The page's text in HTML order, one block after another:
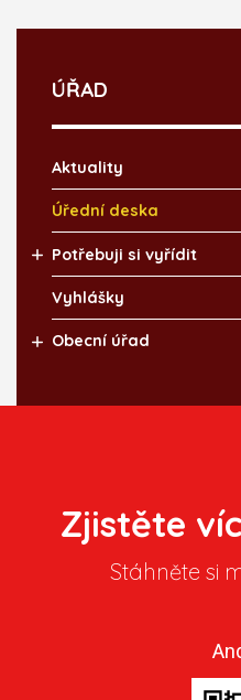
ÚŘAD
Aktuality
Úřední deska
Potřebuji si vyřídit
Vyhlášky
Obecní úřad
Zjistěte
Stáhněte si